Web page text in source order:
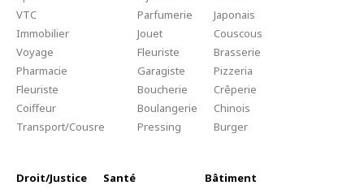
VTC
Immobilier
Voyage
Pharmacie
Fleuriste
Coiffeur
Transport/Cousre
Parfumerie
Jouet
Fleuriste
Garagiste
Boucherie
Boulangerie
Pressing
Japonais
Couscous
Brasserie
Pizzeria
Crêperie
Chinois
Burger
Droit/Justice
Santé
Bâtiment